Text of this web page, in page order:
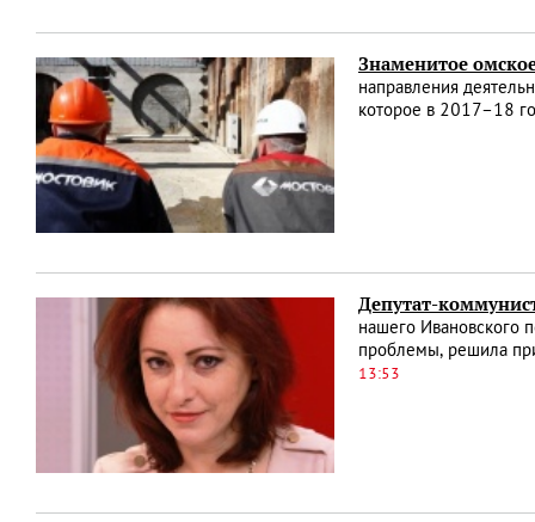
Знаменитое
направления
которое в 2017–18
Депутат-
нашего Ивановского
проблемы, решила
13:53